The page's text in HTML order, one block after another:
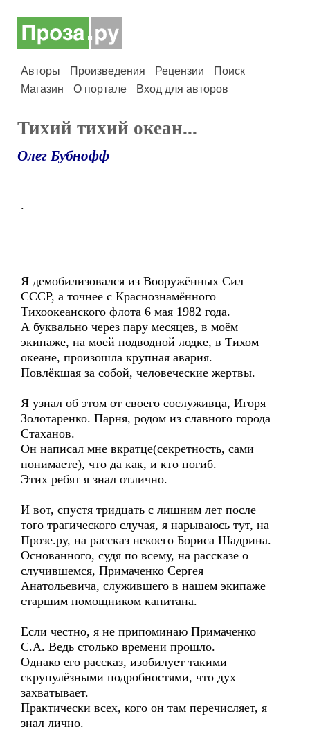
Авторы Произведения Рецензии
Поиск
Магазин
О портале Вход для авторов
Тихий тихий океан...
Олег Бубнофф
.
Я демобилизовался из Вооружённых Сил
СССР, а точнее с Краснознамённого
Тихоокеанского флота 6 мая 1982 года.
А буквально через пару месяцев, в моём
экипаже, на моей подводной лодке, в Тихом
океане, произошла крупная авария.
Повлёкшая за собой, человеческие жертвы.
Я узнал об этом от своего сослуживца, Игоря
Золотаренко. Парня, родом из славного города
Стаханов.
Он написал мне вкратце(секретность, сами
понимаете), что да как, и кто погиб.
Этих ребят я знал отлично.
И вот, спустя тридцать с лишним лет после
того трагического случая, я нарываюсь тут, на
Прозе.ру, на рассказ некоего Бориса Шадрина.
Основанного, судя по всему, на рассказе о
случившемся, Примаченко Сергея
Анатольевича, служившего в нашем экипаже
старшим помощником капитана.
Если честно, я не припоминаю Примаченко
С.А. Ведь столько времени прошло.
Однако его рассказ, изобилует такими
скрупулёзными подробностями, что дух
захватывает.
Практически всех, кого он там перечисляет, я
знал лично.